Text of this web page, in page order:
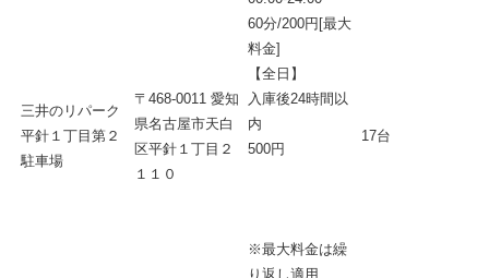
三井のリパーク
平針１丁目第２
駐車場
〒468-0011 愛知
県名古屋市天白
区平針１丁目２
１１０
60分/200円[最大
料金]
【全日】
入庫後24時間以
内
500円
※最大料金は繰
り返し適用
17台